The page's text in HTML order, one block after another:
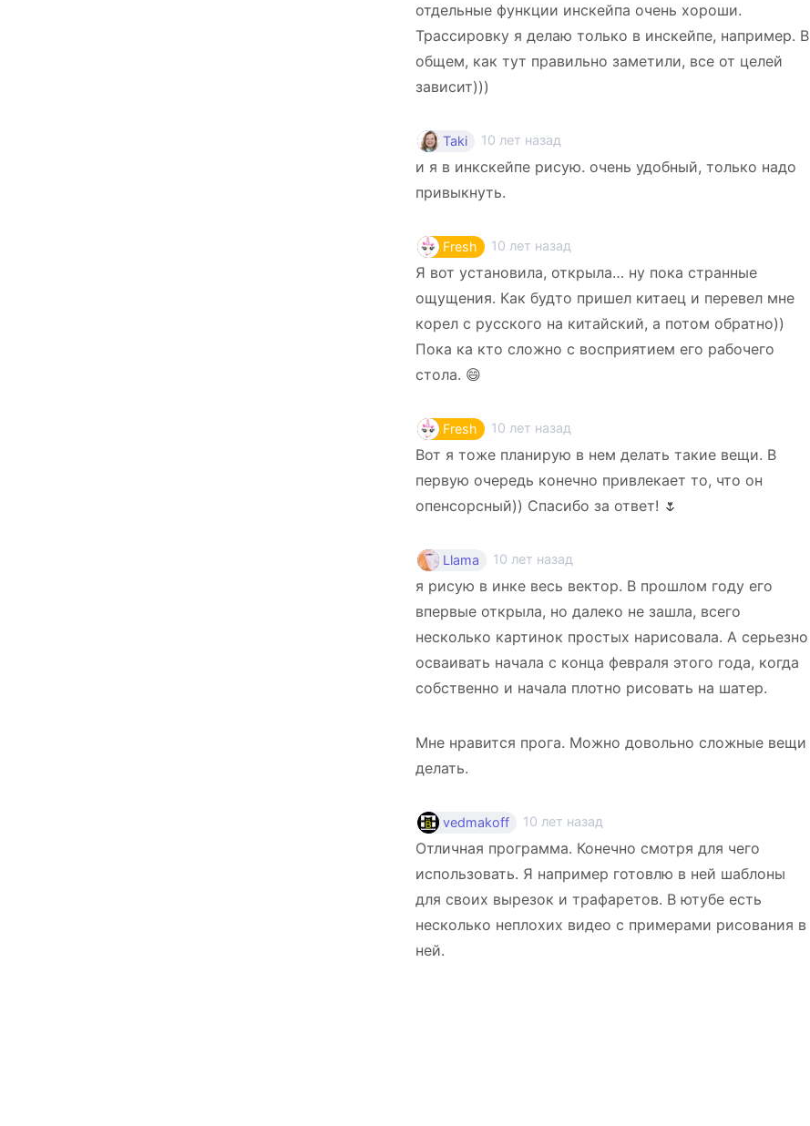
отдельные функции инскейпа очень хороши.
Трассировку я делаю только в инскейпе, например. В
общем, как тут правильно заметили, все от целей
зависит)))
Taki 10 лет назад
и я в инкскейпе рисую. очень удобный, только надо
привыкнуть.
Fresh 10 лет назад
Я вот установила, открыла… ну пока странные
ощущения. Как будто пришел китаец и перевел мне
корел с русского на китайский, а потом обратно))
Пока ка кто сложно с восприятием его рабочего
стола. 😄
Fresh 10 лет назад
Вот я тоже планирую в нем делать такие вещи. В
первую очередь конечно привлекает то, что он
опенсорсный)) Спасибо за ответ! 🌷
Llama 10 лет назад
я рисую в инке весь вектор. В прошлом году его
впервые открыла, но далеко не зашла, всего
несколько картинок простых нарисовала. А серьезно
осваивать начала с конца февраля этого года, когда
собственно и начала плотно рисовать на шатер.
Мне нравится прога. Можно довольно сложные вещи
делать.
vedmakoff 10 лет назад
Отличная программа. Конечно смотря для чего
использовать. Я например готовлю в ней шаблоны
для своих вырезок и трафаретов. В ютубе есть
несколько неплохих видео с примерами рисования в
ней.